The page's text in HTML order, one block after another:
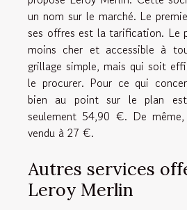
un nom sur le marché. Le
ses offres est la tarification. Le
moins cher et accessible à
grillage simple, mais qui soit
le procurer. Pour ce qui
bien au point sur le plan
seulement 54,90 €. De
vendu à 27 €.
Autres services
Leroy Merlin